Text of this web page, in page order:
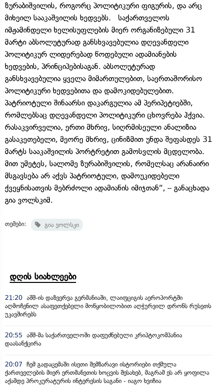
ზურაბიშვილის, როგორც პოლიტიკური ფიგურის, და არც
მიხეილ სააკაშვილის ხედვებს. საქართველოს
იმჟამინდელი ხელისუფლების მიერ ორგანიზებული 31
მარტი აბსოლუტურად განსხვავებულია დღევანდელი
პოლიტიკურ ლიდერებად წოდებული ადამიანების
ხედვების, პრინციპებისაგან. აბსოლუტურად
განსხვავებულია ყველა მიმართულებით, საერთაშორისო
პოლიტიკური ხედვებითა და დამოკიდებულებით.
პატრიოტული შინაარსი დაკარგულია ამ პერიპეტიებში,
რომლებსაც დღევანდელი პოლიტიკური ცხოვრება ჰქვია.
რასაკვირველია, ერთი მხრივ, სიღრმისეული ანალიზია
გასაკეთებელი, მეორე მხრივ, ცინიზმით უნდა შეფასდეს 31
მარტს სააკაშვილის პორტრეტით გამოსვლის მცდელობა.
მით უმეტეს, სალომე ზურაბიშვილის, რომელსაც არანაირი
მსგავსება არ აქვს პატრიოტული, დამოუკიდებელი
ქვეყნისათვის მებრძოლი ადამიანის იმიჯთან“, – განაცხადა
გია ვოლსკიმ.
თემები: გია ვოლსკი
დღის სიახლეები
21:20 აშშ-ის დაზვერვა გერმანიაში, ლაიფციგის აეროპორტში
აღმოჩენილ ასაფეთქებელი მოწყობილობით აღჭურვილ დრონს რუსეთს
უკავშირებს
20:55 აშშ-მა საქართველოში დაფუძნებული კრიპტოკომპანია
დაასანქცირა
20:07 ჩემ გადაცემაში ისეთი შემზარავი ისტორიები თქმულა
ქართველების მიერ ერთმანეთის ხოცვის შესახებ, მაგრამ ეს არ ყოფილა
აქამდე პროკურატურის ინტერესის საგანი - იაგო ხვიჩია